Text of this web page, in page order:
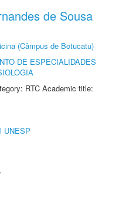
de Sousa
(Câmpus de Botucatu)
DE ESPECIALIDADES
RTC Academic title:
UNESP